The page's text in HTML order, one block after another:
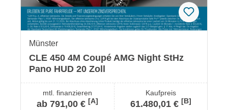
Münster
CLE 450 4M Coupé AMG Night StHz
Pano HUD 20 Zoll
mtl. finanzieren
ab 791,00 € [A]
Kaufpreis
61.480,01 € [B]